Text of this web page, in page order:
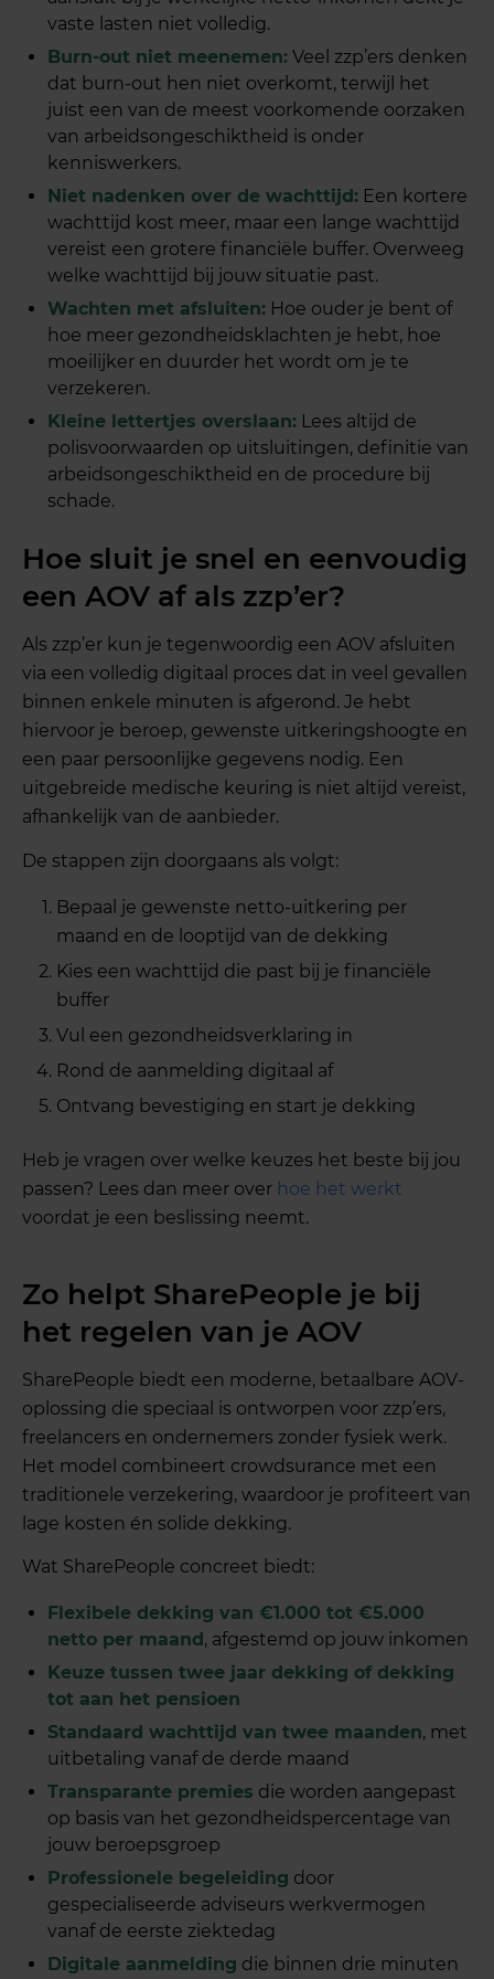
vaste lasten niet volledig.
Burn-out niet meenemen: Veel zzp’ers denken
dat burn-out hen niet overkomt, terwijl het
juist een van de meest voorkomende oorzaken
van arbeidsongeschiktheid is onder
kenniswerkers.
Niet nadenken over de wachttijd: Een kortere
wachttijd kost meer, maar een lange wachttijd
vereist een grotere financiële buffer. Overweeg
welke wachttijd bij jouw situatie past.
Wachten met afsluiten: Hoe ouder je bent of
hoe meer gezondheidsklachten je hebt, hoe
moeilijker en duurder het wordt om je te
verzekeren.
Kleine lettertjes overslaan: Lees altijd de
polisvoorwaarden op uitsluitingen, definitie van
arbeidsongeschiktheid en de procedure bij
schade.
Hoe sluit je snel en eenvoudig
een AOV af als zzp’er?
Als zzp’er kun je tegenwoordig een AOV afsluiten
via een volledig digitaal proces dat in veel gevallen
binnen enkele minuten is afgerond. Je hebt
hiervoor je beroep, gewenste uitkeringshoogte en
een paar persoonlijke gegevens nodig. Een
uitgebreide medische keuring is niet altijd vereist,
afhankelijk van de aanbieder.
De stappen zijn doorgaans als volgt:
Bepaal je gewenste netto-uitkering per
maand en de looptijd van de dekking
Kies een wachttijd die past bij je financiële
buffer
Vul een gezondheidsverklaring in
Rond de aanmelding digitaal af
Ontvang bevestiging en start je dekking
Heb je vragen over welke keuzes het beste bij jou
passen? Lees dan meer over hoe het werkt
voordat je een beslissing neemt.
Zo helpt SharePeople je bij
het regelen van je AOV
SharePeople biedt een moderne, betaalbare AOV-
oplossing die speciaal is ontworpen voor zzp’ers,
freelancers en ondernemers zonder fysiek werk.
Het model combineert crowdsurance met een
traditionele verzekering, waardoor je profiteert van
lage kosten én solide dekking.
Wat SharePeople concreet biedt:
Flexibele dekking van €1.000 tot €5.000
netto per maand, afgestemd op jouw inkomen
Keuze tussen twee jaar dekking of dekking
tot aan het pensioen
Standaard wachttijd van twee maanden, met
uitbetaling vanaf de derde maand
Transparante premies die worden aangepast
op basis van het gezondheidspercentage van
jouw beroepsgroep
Professionele begeleiding door
gespecialiseerde adviseurs werkvermogen
vanaf de eerste ziektedag
Digitale aanmelding die binnen drie minuten